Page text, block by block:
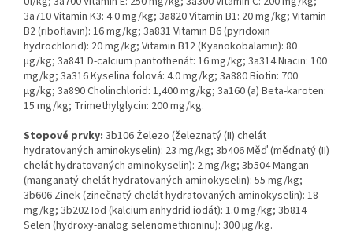
3a710 Vitamin K3: 4.0 mg/kg; 3a820 Vitamin B1: 20 mg/kg; Vitamin
B2 (riboflavin): 16 mg/kg; 3a831 Vitamin B6 (pyridoxin
hydrochlorid): 20 mg/kg; Vitamin B12 (Kyanokobalamin): 80
µg/kg; 3a841 D-calcium pantothenát: 16 mg/kg; 3a314 Niacin: 100
mg/kg; 3a316 Kyselina folová: 4.0 mg/kg; 3a880 Biotin: 700
µg/kg; 3a890 Cholinchlorid: 1,400 mg/kg; 3a160 (a) Beta-karoten:
15 mg/kg; Trimethylglycin: 200 mg/kg.
Stopové prvky: 3b106 Železo (železnatý (II) chelát
hydratovaných aminokyselin): 23 mg/kg; 3b406 Měď (měďnatý (II)
chelát hydratovaných aminokyselin): 2 mg/kg; 3b504 Mangan
(manganatý chelát hydratovaných aminokyselin): 55 mg/kg;
3b606 Zinek (zinečnatý chelát hydratovaných aminokyselin): 18
mg/kg; 3b202 Iod (kalcium anhydrid iodát): 1.0 mg/kg; 3b814
Selen (hydroxy-analog selenomethioninu): 300 µg/kg.